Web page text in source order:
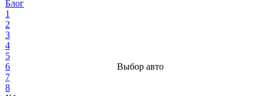
Блог
1
2
3
4
5
6
7
8
Выбор авто